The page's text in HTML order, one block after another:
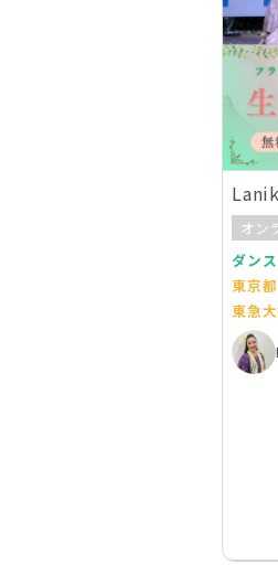
オン
ダンス
東京
東急